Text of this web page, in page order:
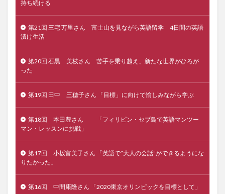
持ち続ける
第21回 三宅 万里さん 富士山を見ながら英語留学 4日間の英語
漬け生活
第20回 石黒 美枝さん 苦手を乗り越え、新たな世界がひろが
った
第19回 田中 三穂子さん 「目標」に向けて愉しみながら学ぶ
第18回 本田豊さん 「フィリピン・セブ島で英語マンツー
マン・レッスンに挑戦」
第17回 小坂富美子さん 「英語で”大人の会話”ができるようにな
りたかった」
第16回 中間康隆さん 「2020東京オリンピックを目標として」